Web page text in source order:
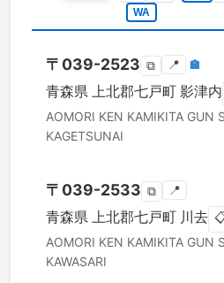
WA
〒 039-2523 ⧉ 📍 🏣
青森県 上北郡七戸町 影津内
AOMORI KEN KAMIKITA GUN
KAGETSUNAI
〒 039-2533 ⧉ 📍
青森県 上北郡七戸町 川去
AOMORI KEN KAMIKITA GUN
KAWASARI